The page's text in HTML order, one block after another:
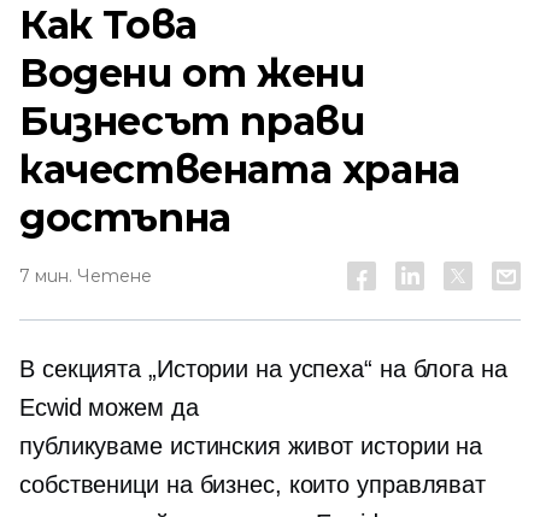
Как Това
Водени от жени
Бизнесът прави
качествената храна
достъпна
7 мин. Четене
В секцията „Истории на успеха“ на блога на
Ecwid можем да
публикуваме истинския живот истории на
собственици на бизнес, които управляват